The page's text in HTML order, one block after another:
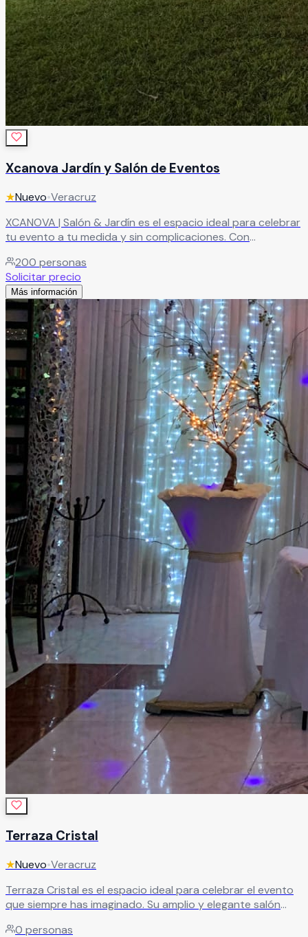
Xcanova Jardín y Salón de Eventos
★Nuevo•Veracruz
XCANOVA | Salón & Jardín es el espacio ideal para celebrar
tu evento a tu medida y sin complicaciones. Con
versatilidad de salón y jardín para crear el ambiente
perfecto en cada ocasión, brindándote comodidad, estilo
y una experiencia sin estrés.
200 personas
Solicitar precio
Más información
Terraza Cristal
★Nuevo•Veracruz
Terraza Cristal es el espacio ideal para celebrar el evento
que siempre has imaginado. Su amplio y elegante salón
glamour y romanticismo. Un lugar diseñado para resaltar
0 personas